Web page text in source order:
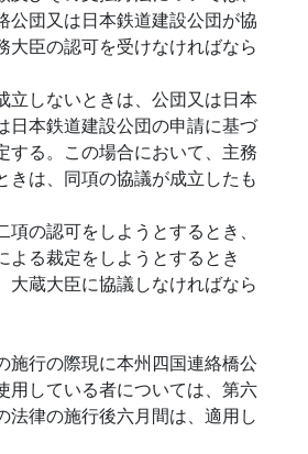
公団又は日本鉄道建設公団が協
大臣の認可を受けなければなら
立しないときは、公団又は日本
日本鉄道建設公団の申請に基づ
する。この場合において、主務
きは、同項の協議が成立したも
項の認可をしようとするとき、
よる裁定をしようとするとき
大蔵大臣に協議しなければなら
施行の際現に本州四国連絡橋公
用している者については、第六
法律の施行後六月間は、適用し